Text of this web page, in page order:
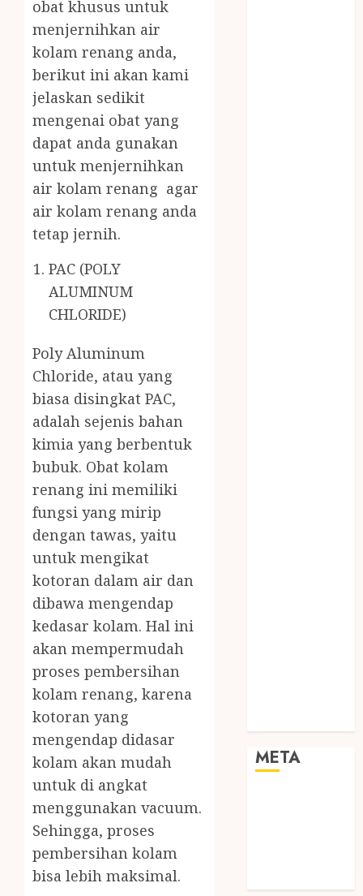
obat khusus untuk
menjernihkan air
kolam renang anda,
berikut ini akan kami
jelaskan sedikit
mengenai obat yang
dapat anda gunakan
untuk menjernihkan
air kolam renang agar
air kolam renang anda
tetap jernih.
PAC (POLY
ALUMINUM
CHLORIDE)
Poly Aluminum
Chloride, atau yang
biasa disingkat PAC,
adalah sejenis bahan
kimia yang berbentuk
bubuk. Obat kolam
renang ini memiliki
fungsi yang mirip
dengan tawas, yaitu
untuk mengikat
kotoran dalam air dan
dibawa mengendap
kedasar kolam. Hal ini
akan mempermudah
proses pembersihan
kolam renang, karena
kotoran yang
mengendap didasar
kolam akan mudah
untuk di angkat
menggunakan vacuum.
Sehingga, proses
pembersihan kolam
bisa lebih maksimal.
META